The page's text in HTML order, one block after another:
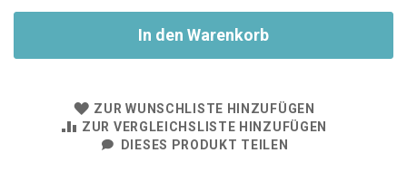
In den Warenkorb
ZUR WUNSCHLISTE HINZUFÜGEN
ZUR VERGLEICHSLISTE HINZUFÜGEN
DIESES PRODUKT TEILEN